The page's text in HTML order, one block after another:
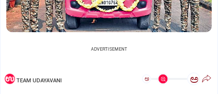
ADVERTISEMENT
TEAM UDAYAVANI ಅ ಅ